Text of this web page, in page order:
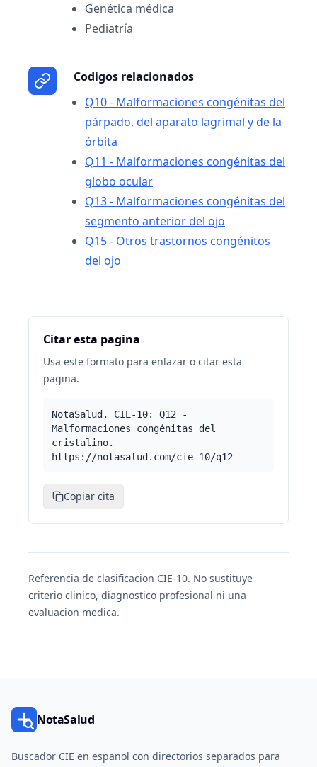
Genética médica
Pediatría
Codigos relacionados
Q10 - Malformaciones congénitas del
párpado, del aparato lagrimal y de la
órbita
Q11 - Malformaciones congénitas del
globo ocular
Q13 - Malformaciones congénitas del
segmento anterior del ojo
Q15 - Otros trastornos congénitos
del ojo
Citar esta pagina
Usa este formato para enlazar o citar esta
pagina.
NotaSalud. CIE-10: Q12 -
Malformaciones congénitas del
cristalino.
https://notasalud.com/cie-10/q12
Copiar cita
Referencia de clasificacion CIE-10. No sustituye
criterio clinico, diagnostico profesional ni una
evaluacion medica.
NotaSalud
Buscador CIE en espanol con directorios separados para